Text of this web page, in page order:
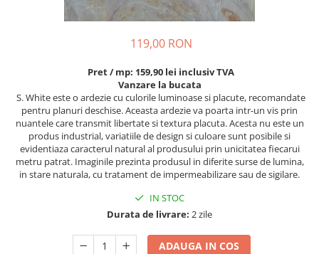
119,00 RON
Pret / mp: 159,90 lei inclusiv TVA
Vanzare la bucata
S. White este o ardezie cu culorile luminoase si placute, recomandate
pentru planuri deschise. Aceasta ardezie va poarta intr-un vis prin
nuantele care transmit libertate si textura placuta. Acesta nu este un
produs industrial, variatiile de design si culoare sunt posibile si
evidentiaza caracterul natural al produsului prin unicitatea fiecarui
metru patrat. Imaginile prezinta produsul in diferite surse de lumina,
in stare naturala, cu tratament de impermeabilizare sau de sigilare.
IN STOC
Durata de livrare: 2 zile
ADAUGA IN COS